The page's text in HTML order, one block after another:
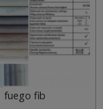
fuego fib